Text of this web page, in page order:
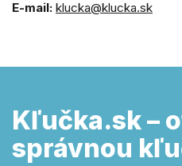
E-mail: klucka@klucka.sk
Kľučka.sk –
správnou